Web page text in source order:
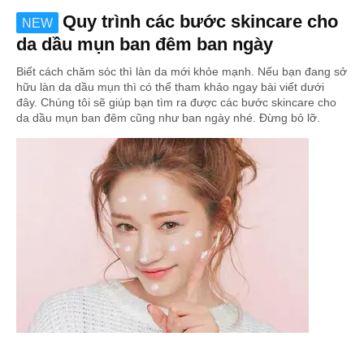
NEW
Quy trình các bước skincare cho
da dầu mụn ban đêm ban ngày
Biết cách chăm sóc thì làn da mới khỏe mạnh. Nếu bạn đang sở
hữu làn da dầu mụn thì có thể tham khảo ngay bài viết dưới
đây. Chúng tôi sẽ giúp bạn tìm ra được các bước skincare cho
da dầu mụn ban đêm cũng như ban ngày nhé. Đừng bỏ lỡ.